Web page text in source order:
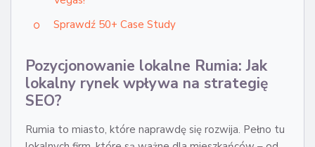
Sprawdź 50+ Case Study
Pozycjonowanie lokalne Rumia: Jak
lokalny rynek wpływa na strategię
SEO?
Rumia to miasto, które naprawdę się rozwija. Pełno tu